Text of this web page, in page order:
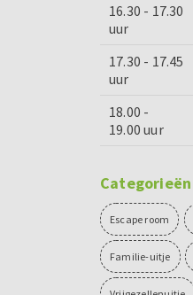
16.30 - 17.30
uur
17.30 - 17.45
uur
18.00 -
19.00 uur
Categorieën
Escape room
Familie-uitje